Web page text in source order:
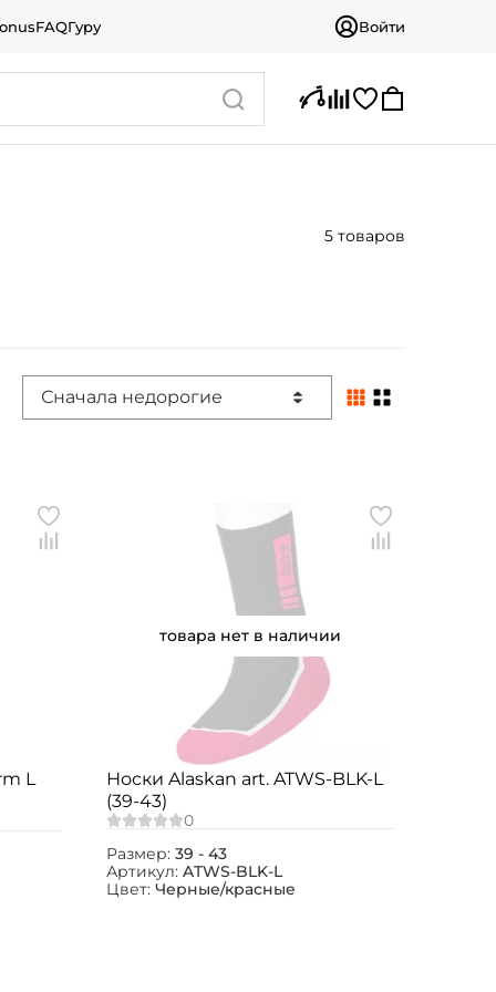
FAQГуру Войти
5 товаров
Сначала недорогие
L
товара нет в наличии
Носки Alaskan art. ATWS-BLK-L
(39-43)
Размер: 39 - 43
Артикул: ATWS-BLK-L
Цвет: Черные/красные